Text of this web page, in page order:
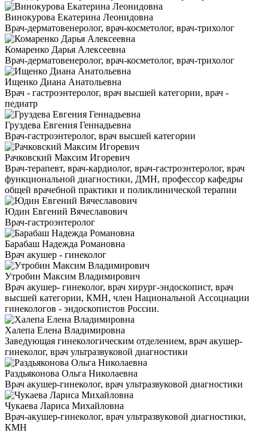
Винокурова Екатерина Леонидовна
Врач-дерматовенеролог, врач-косметолог, врач-трихолог
Комаренко Дарья Алексеевна
Врач-дерматовенеролог, врач-косметолог, врач-трихолог
Ищенко Диана Анатольевна
Врач - гастроэнтеролог, врач высшей категории, врач -
педиатр
Груздева Евгения Геннадьевна
Врач-гастроэнтеролог, врач высшей категории
Рачковский Максим Игоревич
Врач-терапевт, врач-кардиолог, врач-гастроэнтеролог, врач
функциональной диагностики, ДМН, профессор кафедры
общей врачебной практики и поликлинической терапии
Юдин Евгений Вячеславович
Врач-гастроэнтеролог
Барабаш Надежда Романовна
Врач акушер - гинеколог
Утробин Максим Владимирович
Врач акушер- гинеколог, врач хирург-эндоскопист, врач
высшей категории, КМН, член Национальной Ассоциации
гинекологов - эндоскопистов России.
Халепа Елена Владимировна
Заведующая гинекологическим отделением, врач акушер-
гинеколог, врач ультразвуковой диагностики
Раздьяконова Ольга Николаевна
Врач акушер-гинеколог, врач ультразвуковой диагностики
Чукаева Лариса Михайловна
Врач-акушер-гинеколог, врач ультразвуковой диагностики,
КМН